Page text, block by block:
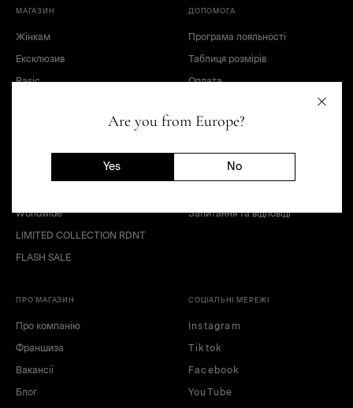
Are you from Europe?
Yes No
МАГАЗИН
Жінкам
Ексклюзив
Basic
Worldwide
LIMITED COLLECTION RDNT
FLASH SALE
ДОПОМОГА
Програма лояльності
Таблиця розмірів
Оплата
Умови продажу товарів
Політика конфіденційності
Запитання та відповіді
ПРО МАГАЗИН
Про компанію
Франшиза
Вакансії
Блог
СОЦІАЛЬНІ МЕРЕЖІ
Instagram
Tiktok
Facebook
YouTube